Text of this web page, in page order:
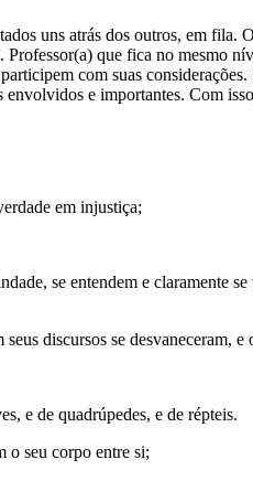
uns atrás dos outros, em
que fica no mesmo
com suas
e importantes. Com
em injustiça;
se entendem e claramente
discursos se desvaneceram, e
e de quadrúpedes, e de répteis.
o seu corpo entre si;